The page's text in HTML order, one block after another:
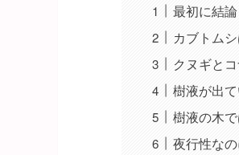
最初に結
カブトム
クヌギと
樹液が出
樹液の木
夜行性な